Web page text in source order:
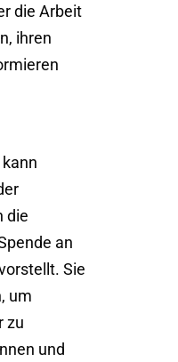
die Arbeit
ihren
die
an
Sie
um
zu
und